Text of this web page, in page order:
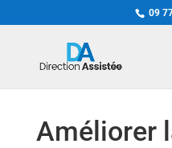
09
Améliorer